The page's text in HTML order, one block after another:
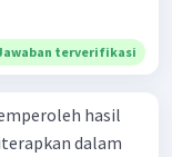
terverifikasi
hasil
dalam